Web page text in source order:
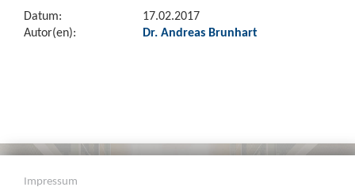
Datum:
17.02.2017
Autor(en):
Dr. Andreas Brunhart
Impressum